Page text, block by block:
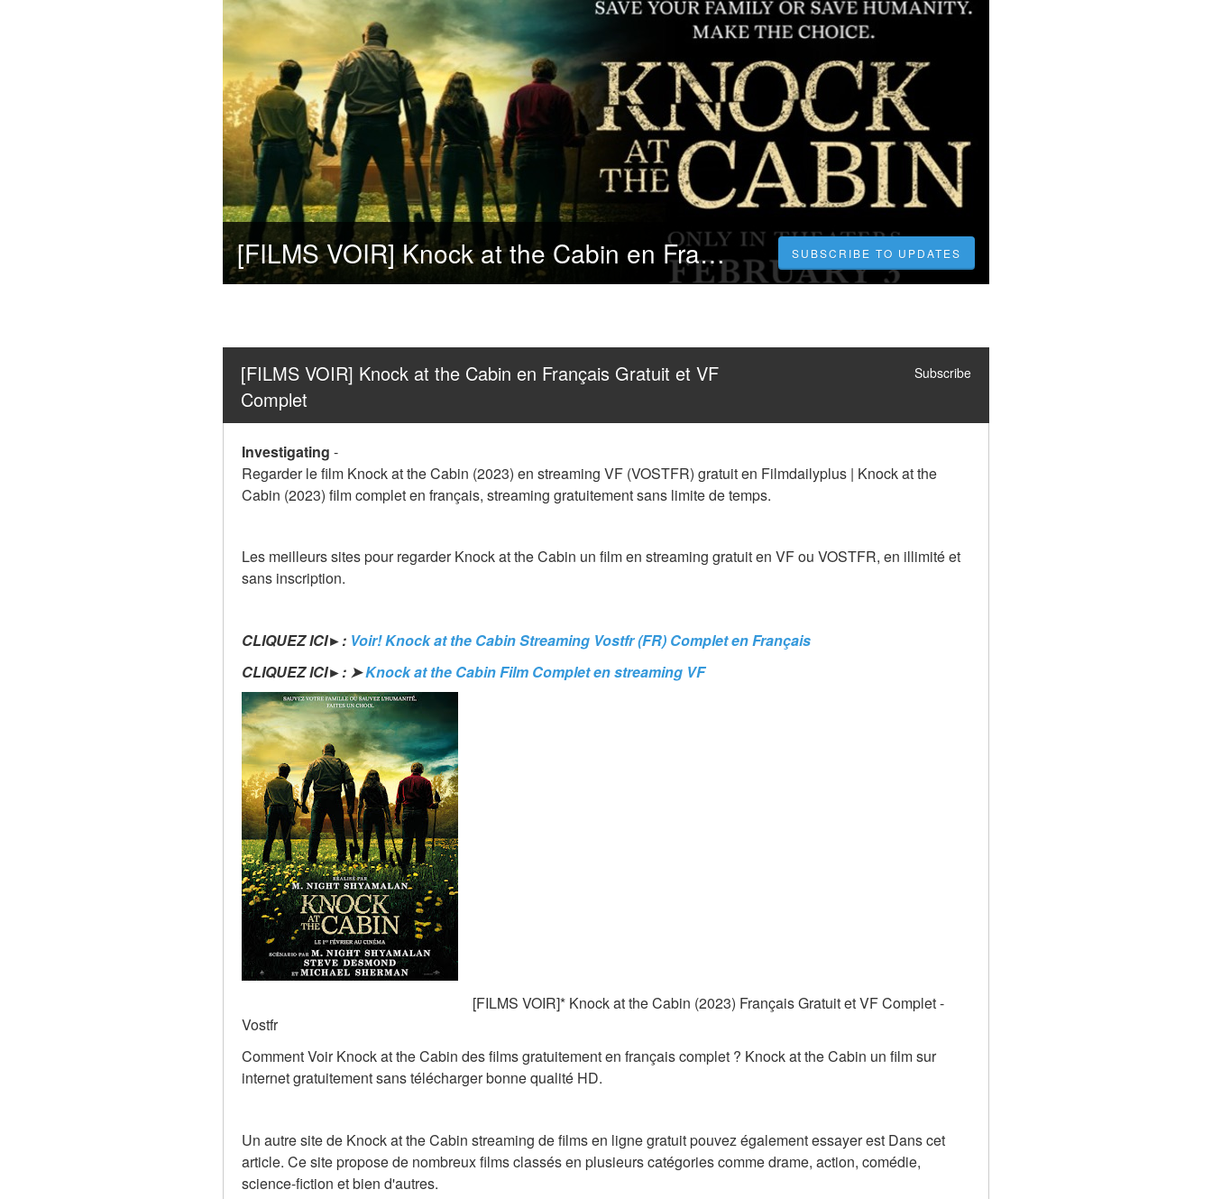
[FILMS VOIR] Knock at the Cabin en Français Gratuit et VF Complet SUBSCRIBE TO UPDATES
[FILMS VOIR] Knock at the Cabin en Français Gratuit et VF
Complet
Subscribe
Investigating -
Regarder le film Knock at the Cabin (2023) en streaming VF (VOSTFR) gratuit en Filmdailyplus | Knock at the
Cabin (2023) film complet en français, streaming gratuitement sans limite de temps.
Les meilleurs sites pour regarder Knock at the Cabin un film en streaming gratuit en VF ou VOSTFR, en illimité et
sans inscription.
CLIQUEZ ICI►: Voir! Knock at the Cabin Streaming Vostfr (FR) Complet en Français
CLIQUEZ ICI►: ➤ Knock at the Cabin Film Complet en streaming VF
[FILMS VOIR]* Knock at the Cabin (2023) Français Gratuit et VF Complet -
Vostfr
Comment Voir Knock at the Cabin des films gratuitement en français complet ? Knock at the Cabin un film sur
internet gratuitement sans télécharger bonne qualité HD.
Un autre site de Knock at the Cabin streaming de films en ligne gratuit pouvez également essayer est Dans cet
article. Ce site propose de nombreux films classés en plusieurs catégories comme drame, action, comédie,
science-fiction et bien d'autres.